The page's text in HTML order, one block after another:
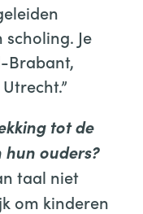
Je
Brabant,
tot de
ouders?
taal niet
om kinderen